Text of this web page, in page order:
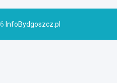
InfoBydgoszcz.pl